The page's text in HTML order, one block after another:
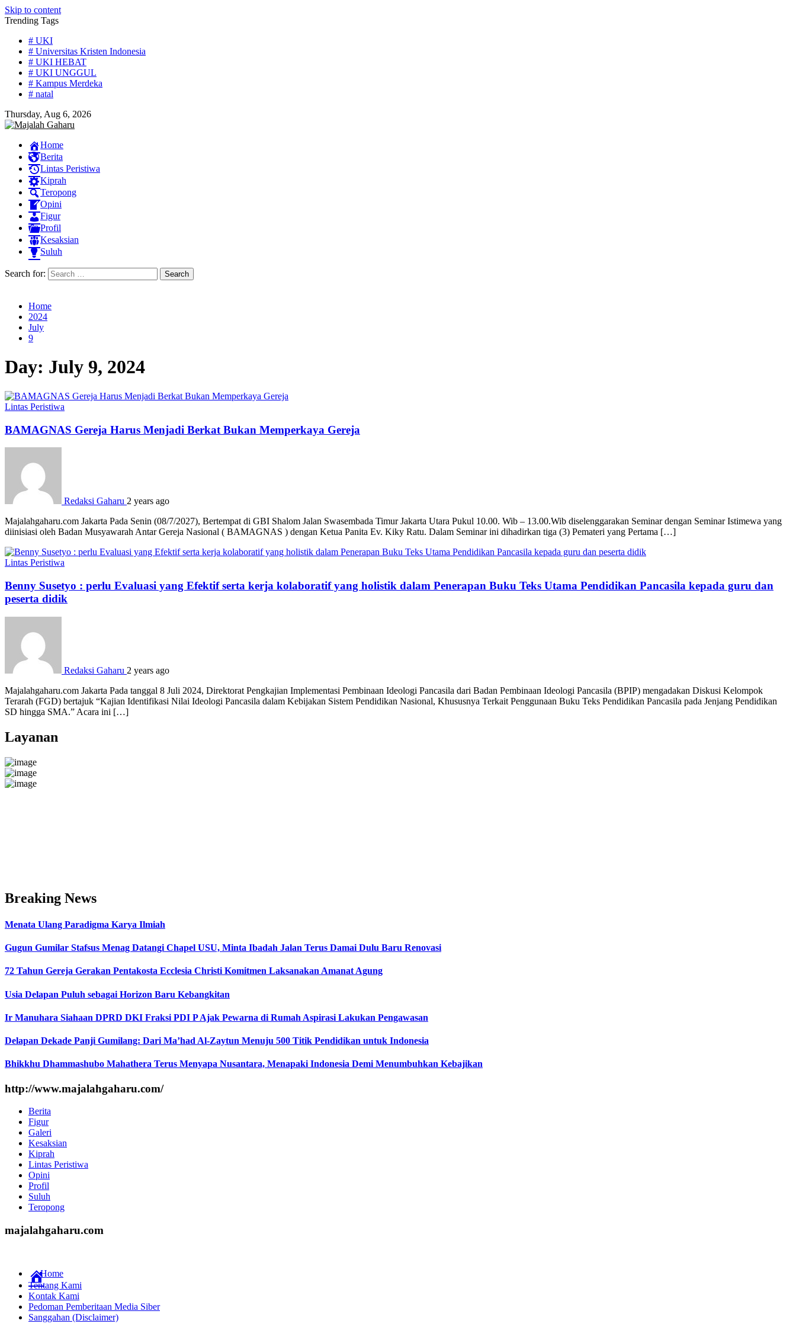
Skip to content
Trending Tags
# UKI
# Universitas Kristen Indonesia
# UKI HEBAT
# UKI UNGGUL
# Kampus Merdeka
# natal
Thursday, Aug 6, 2026
Home
Berita
Lintas Peristiwa
Kiprah
Teropong
Opini
Figur
Profil
Kesaksian
Suluh
Search for:
Home
2024
July
9
Day: July 9, 2024
Lintas Peristiwa
BAMAGNAS Gereja Harus Menjadi Berkat Bukan Memperkaya Gereja
Redaksi Gaharu 2 years ago
Majalahgaharu.com Jakarta Pada Senin (08/7/2027), Bertempat di GBI Shalom Jalan Swasembada Timur Jakarta Utara Pukul 10.00. Wib – 13.00.Wib diselenggarakan Seminar dengan Seminar Istimewa yang
diinisiasi oleh Badan Musyawarah Antar Gereja Nasional ( BAMAGNAS ) dengan Ketua Panita Ev. Kiky Ratu. Dalam Seminar ini dihadirkan tiga (3) Pemateri yang Pertama […]
Lintas Peristiwa
Benny Susetyo : perlu Evaluasi yang Efektif serta kerja kolaboratif yang holistik dalam Penerapan Buku Teks Utama Pendidikan Pancasila kepada guru dan
peserta didik
Redaksi Gaharu 2 years ago
Majalahgaharu.com Jakarta Pada tanggal 8 Juli 2024, Direktorat Pengkajian Implementasi Pembinaan Ideologi Pancasila dari Badan Pembinaan Ideologi Pancasila (BPIP) mengadakan Diskusi Kelompok
Terarah (FGD) bertajuk “Kajian Identifikasi Nilai Ideologi Pancasila dalam Kebijakan Sistem Pendidikan Nasional, Khususnya Terkait Penggunaan Buku Teks Pendidikan Pancasila pada Jenjang Pendidikan
SD hingga SMA.” Acara ini […]
Layanan
Breaking News
Menata Ulang Paradigma Karya Ilmiah
Gugun Gumilar Stafsus Menag Datangi Chapel USU, Minta Ibadah Jalan Terus Damai Dulu Baru Renovasi
72 Tahun Gereja Gerakan Pentakosta Ecclesia Christi Komitmen Laksanakan Amanat Agung
Usia Delapan Puluh sebagai Horizon Baru Kebangkitan
Ir Manuhara Siahaan DPRD DKI Fraksi PDI P Ajak Pewarna di Rumah Aspirasi Lakukan Pengawasan
Delapan Dekade Panji Gumilang: Dari Ma’had Al-Zaytun Menuju 500 Titik Pendidikan untuk Indonesia
Bhikkhu Dhammashubo Mahathera Terus Menyapa Nusantara, Menapaki Indonesia Demi Menumbuhkan Kebajikan
http://www.majalahgaharu.com/
Berita
Figur
Galeri
Kesaksian
Kiprah
Lintas Peristiwa
Opini
Profil
Suluh
Teropong
majalahgaharu.com
Home
Tentang Kami
Kontak Kami
Pedoman Pemberitaan Media Siber
Sanggahan (Disclaimer)